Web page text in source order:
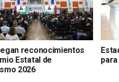
reconocimientos
Estatal de
2026